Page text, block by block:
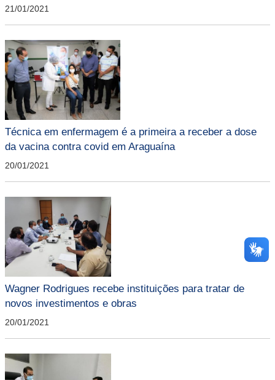
21/01/2021
Técnica em enfermagem é a primeira a receber a dose
da vacina contra covid em Araguaína
20/01/2021
Wagner Rodrigues recebe instituições para tratar de
novos investimentos e obras
20/01/2021